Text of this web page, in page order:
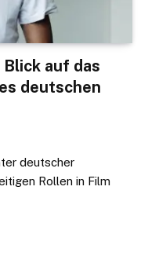
auf das
deutschen
deutscher
Rollen in Film